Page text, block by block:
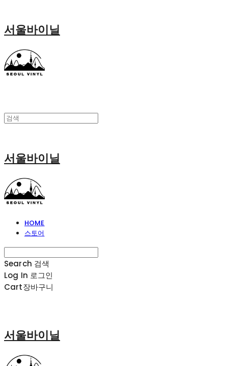
서울바이닐
서울바이닐
HOME
스토어
Search 검색
Log In 로그인
Cart장바구니
서울바이닐